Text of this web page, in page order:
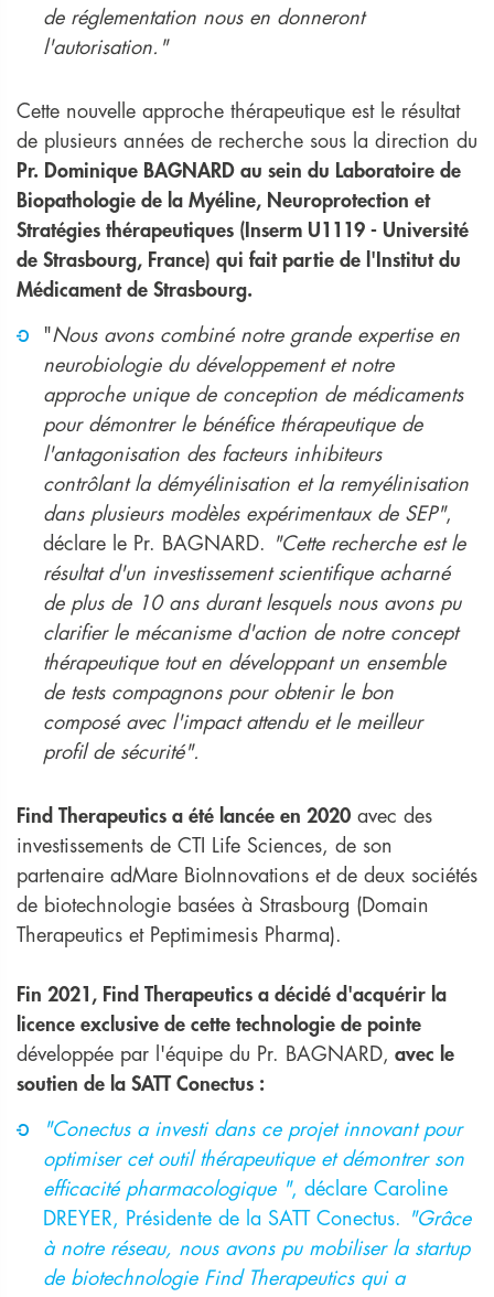
de réglementation nous en donneront
l'autorisation."
Cette nouvelle approche thérapeutique est le résultat
de plusieurs années de recherche sous la direction du
Pr. Dominique BAGNARD au sein du Laboratoire de
Biopathologie de la Myéline, Neuroprotection et
Stratégies thérapeutiques (Inserm U1119 - Université
de Strasbourg, France) qui fait partie de l'Institut du
Médicament de Strasbourg.
"Nous avons combiné notre grande expertise en
neurobiologie du développement et notre
approche unique de conception de médicaments
pour démontrer le bénéfice thérapeutique de
l'antagonisation des facteurs inhibiteurs
contrôlant la démyélinisation et la remyélinisation
dans plusieurs modèles expérimentaux de SEP",
déclare le Pr. BAGNARD.
"Cette recherche est le
résultat d'un investissement scientifique acharné
de plus de 10 ans durant lesquels nous avons pu
clarifier le mécanisme d'action de notre concept
thérapeutique tout en développant un ensemble
de tests compagnons pour obtenir le bon
composé avec l'impact attendu et le meilleur
profil de sécurité".
Find Therapeutics a été lancée en 2020 avec des
investissements de CTI Life Sciences, de son
partenaire adMare BioInnovations et de deux sociétés
de biotechnologie basées à Strasbourg (Domain
Therapeutics et Peptimimesis Pharma).
Fin 2021, Find Therapeutics a décidé d'acquérir la
licence exclusive de cette technologie de pointe
développée par l'équipe du Pr. BAGNARD, avec le
soutien de la SATT Conectus :
"Conectus a investi dans ce projet innovant pour
optimiser cet outil thérapeutique et démontrer son
efficacité pharmacologique ", déclare Caroline
DREYER, Présidente de la SATT Conectus.
"Grâce
à notre réseau, nous avons pu mobiliser la startup
de biotechnologie Find Therapeutics qui a